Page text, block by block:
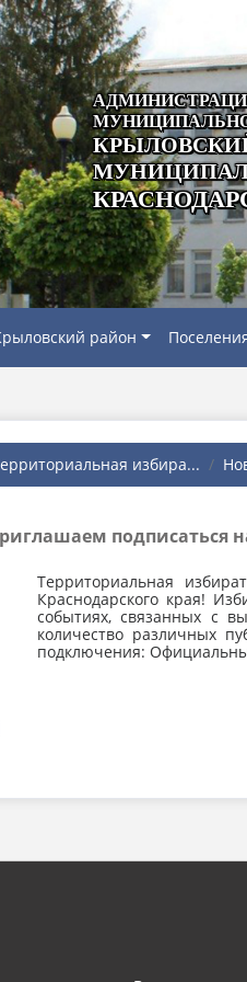
район
избира...
подписаться
Территориальная
Краснодарского края!
событиях, связанных с
количество различных
подключения: